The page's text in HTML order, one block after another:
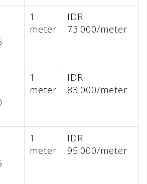
1
meter
IDR
73.000/meter
1
meter
IDR
83.000/meter
1
meter
IDR
95.000/meter